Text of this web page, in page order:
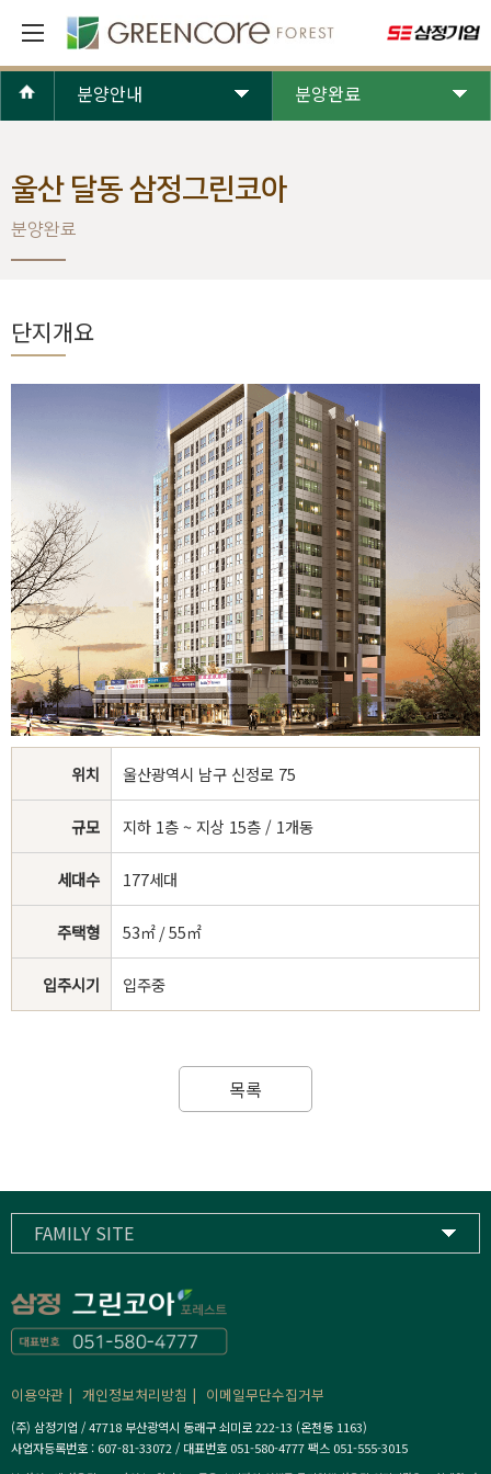
분양안내 분양완료
울산 달동 삼정그린코아
분양완료
단지개요
위치 울산광역시 남구 신정로 75
규모 지하 1층 ~ 지상 15층 / 1개동
세대수 177세대
주택형 53㎡ / 55㎡
입주시기 입주중
목록
FAMILY SITE
하이스트컨트리클럽
삼정고등학교
이용약관 개인정보처리방침 이메일무단수집거부
(주) 삼정기업 / 47718 부산광역시 동래구 쇠미로 222-13 (온천동 1163)
사업자등록번호 : 607-81-33072 / 대표번호 051-580-4777 팩스 051-555-3015